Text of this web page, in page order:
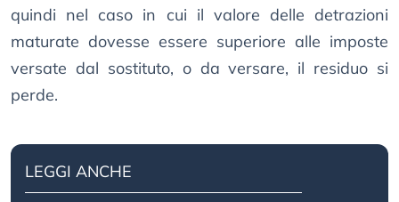
quindi nel caso in cui il valore delle detrazioni
maturate dovesse essere superiore alle imposte
versate dal sostituto, o da versare, il residuo si
perde.
LEGGI ANCHE